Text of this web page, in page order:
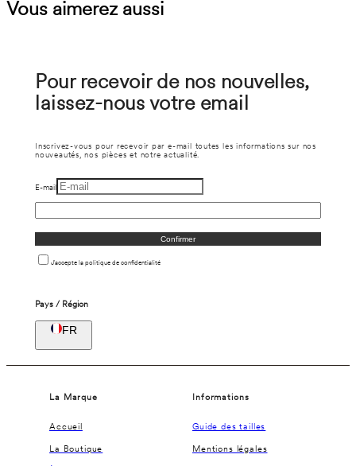
Vous aimerez aussi
Pour recevoir de nos nouvelles,
laissez-nous votre email
Inscrivez-vous pour recevoir par e-mail toutes les informations sur nos
nouveautés, nos pièces et notre actualité.
Pays / Région
FR
E-mail
J'accepte la politique de confidentialité
Confirmer
La Marque Informations
Accueil Guide des tailles
La Boutique Mentions légales